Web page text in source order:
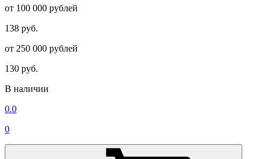
от 100 000 рублей
138 руб.
от 250 000 рублей
130 руб.
В наличии
0.0
0